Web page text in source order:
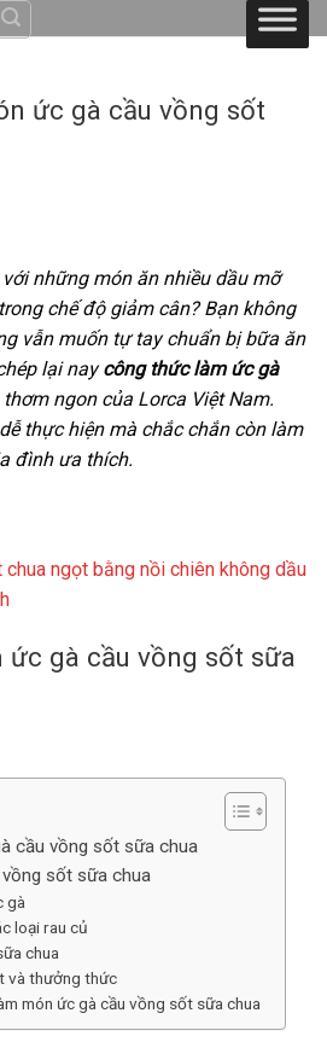
ức gà cầu vồng sốt
những món ăn nhiều dầu mỡ
chế độ giảm cân? Bạn không
vẫn muốn tự tay chuẩn bị bữa ăn
lại naycông thức làm ức gà
thơm ngon của Lorca Việt Nam.
thực hiện mà chắc chắn còn làm
đình ưa thích.
ngọt bằng nồi chiên không dầu
cầu vồng sốt sữa chua
sốt sữa chua
gà
loại rau củ
chua
và thưởng thức
món ức gà cầu vồng sốt sữa chua